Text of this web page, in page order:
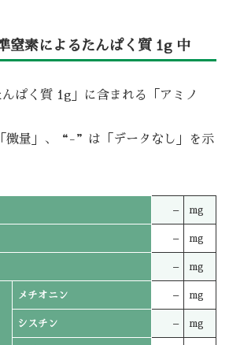
窒素によるたんぱく質 1g 中
ぱく質 1g」に含まれる「アミノ
量」、“-”は「データなし」を示
– mg
– mg
– mg
メチオニン – mg
シスチン – mg